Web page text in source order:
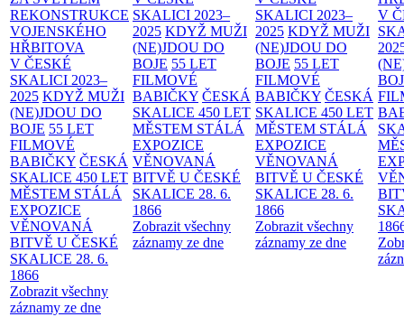
REKONSTRUKCE
VOJENSKÉHO
HŘBITOVA
V ČESKÉ
SKALICI 2023–
2025 KDYŽ MUŽI
(NE)JDOU DO
BOJE 55 LET
FILMOVÉ
BABIČKY ČESKÁ
SKALICE 450 LET
MĚSTEM STÁLÁ
EXPOZICE
VĚNOVANÁ
BITVĚ U ČESKÉ
SKALICE 28. 6.
1866
Zobrazit všechny
záznamy ze dne
SKALICI 2023–
2025 KDYŽ MUŽI
(NE)JDOU DO
BOJE 55 LET
FILMOVÉ
BABIČKY ČESKÁ
SKALICE 450 LET
MĚSTEM STÁLÁ
EXPOZICE
VĚNOVANÁ
BITVĚ U ČESKÉ
SKALICE 28. 6.
1866
Zobrazit všechny
záznamy ze dne
SKALICI 2023–
2025 KDYŽ MUŽI
(NE)JDOU DO
BOJE 55 LET
FILMOVÉ
BABIČKY ČESKÁ
SKALICE 450 LET
MĚSTEM STÁLÁ
EXPOZICE
VĚNOVANÁ
BITVĚ U ČESKÉ
SKALICE 28. 6.
1866
Zobrazit všechny
záznamy ze dne
V